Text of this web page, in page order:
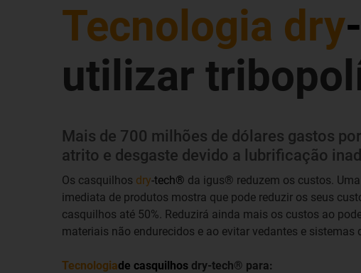
Tecnologia dry
utilizar
Mais de 700 milhões de dólares gastos
atrito e desgaste devido a lubrificação
Os casquilhos dry-tech® da igus® reduzem os custos.
imediata de produtos mostra que pode reduzir os seus
casquilhos até 50%. Reduzirá ainda mais os custos ao
materiais não endurecidos e ao evitar vedantes e sistemas
Tecnologiade casquilhos dry-tech® para: